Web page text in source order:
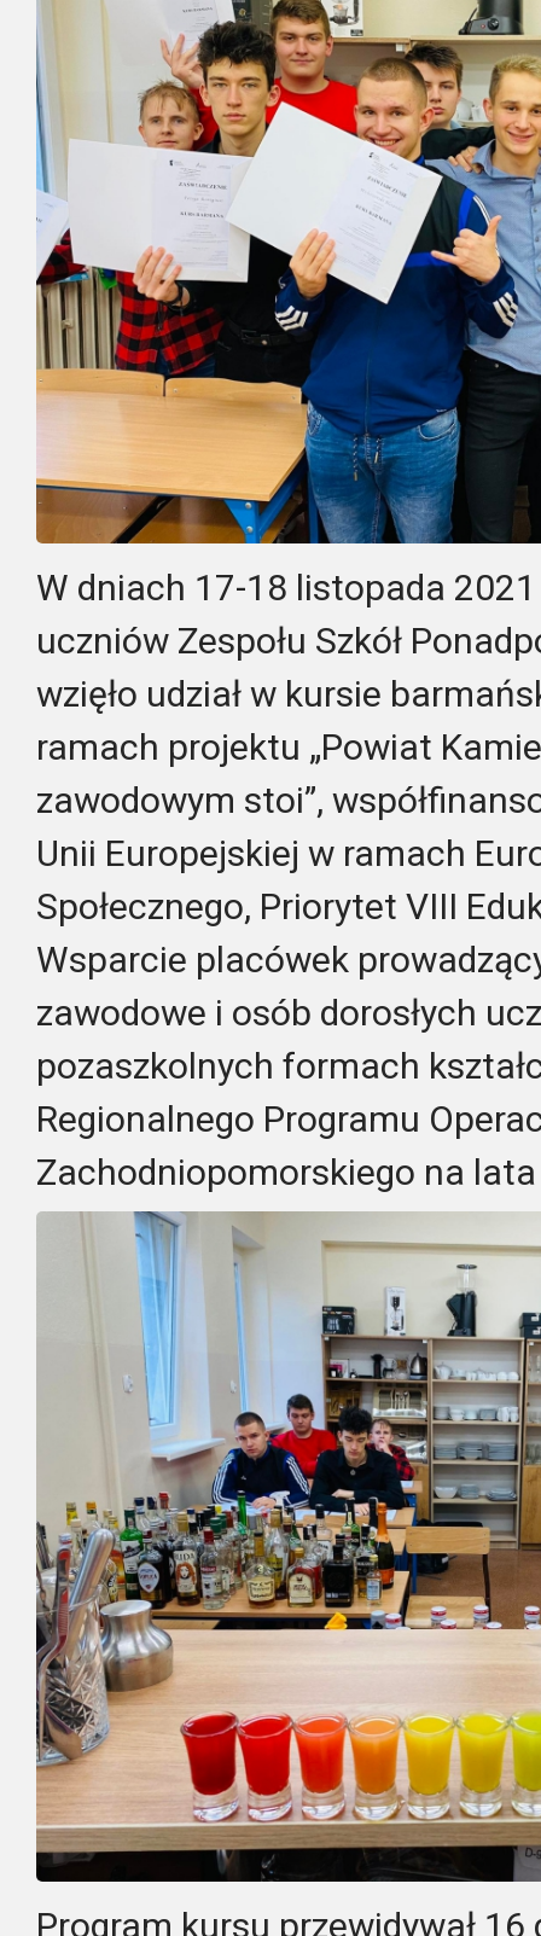
W dniach 17-18 listopada
uczniów Zespołu Szkół
wzięło udział w kursie
ramach projektu „Powiat
zawodowym stoi”,
Unii Europejskiej w ramach
Społecznego, Priorytet VIII
Wsparcie placówek
zawodowe i osób dorosłych
pozaszkolnych formach
Regionalnego Programu
Zachodniopomorskiego na
Program kursu przewidywał